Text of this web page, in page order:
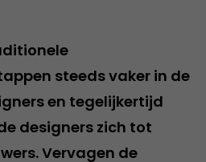
steeds vaker in de
en tegelijkertijd
designers zich tot
Vervagen de